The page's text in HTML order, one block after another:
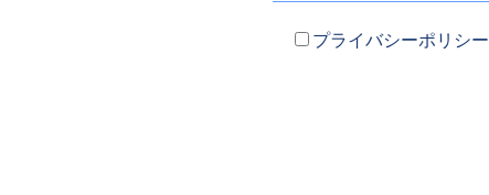
プライバシーポリシー